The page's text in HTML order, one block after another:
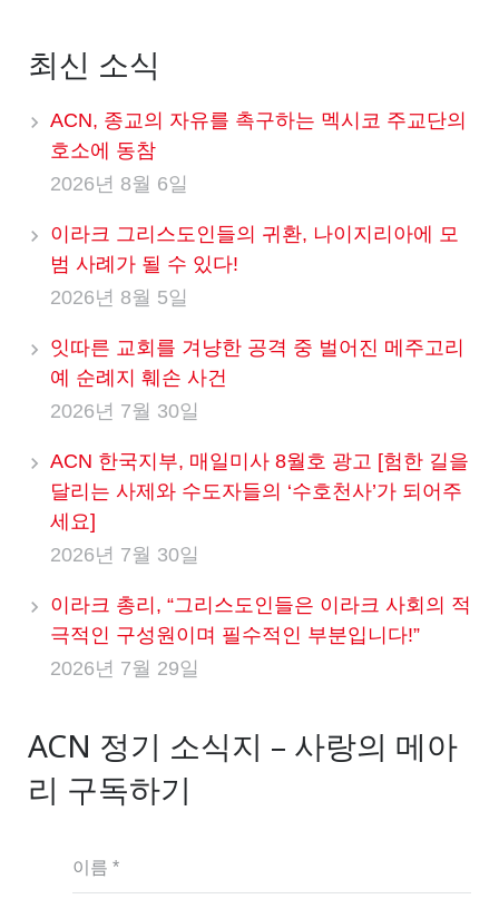
최신 소식
ACN, 종교의 자유를 촉구하는 멕시코 주교단의
호소에 동참
2026년 8월 6일
이라크 그리스도인들의 귀환, 나이지리아에 모
범 사례가 될 수 있다!
2026년 8월 5일
잇따른 교회를 겨냥한 공격 중 벌어진 메주고리
예 순례지 훼손 사건
2026년 7월 30일
ACN 한국지부, 매일미사 8월호 광고 [험한 길을
달리는 사제와 수도자들의 ‘수호천사’가 되어주
세요]
2026년 7월 30일
이라크 총리, “그리스도인들은 이라크 사회의 적
극적인 구성원이며 필수적인 부분입니다!”
2026년 7월 29일
ACN 정기 소식지 – 사랑의 메아
리 구독하기
이름 *